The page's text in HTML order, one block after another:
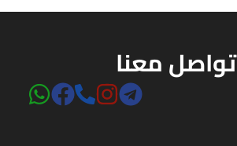
تواصل معنا